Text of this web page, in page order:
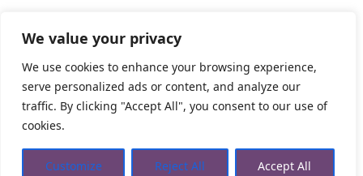
We value your privacy
We use cookies to enhance your browsing experience,
serve personalized ads or content, and analyze our
traffic. By clicking "Accept All", you consent to our use of
cookies.
Customize Reject All Accept All
by
Posted
Uncategorized
Tienda Esotérica Online – Librería Esotérica,Proudly
powered by WordPress.
Privacidad
Aviso Legal Cookies Web